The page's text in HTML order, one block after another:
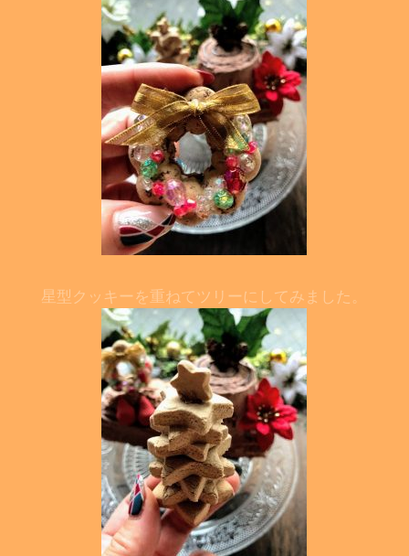
星型クッキーを重ねてツリーにしてみました。